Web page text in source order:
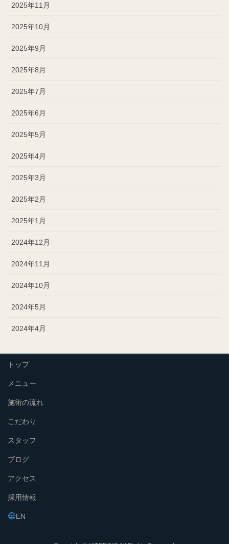
2025年11月
2025年10月
2025年9月
2025年8月
2025年7月
2025年6月
2025年5月
2025年4月
2025年3月
2025年2月
2025年1月
2024年12月
2024年11月
2024年10月
2024年5月
2024年4月
トップ
メニュー
施術の流れ
こだわり
スタッフ
ブログ
アクセス
採用情報
EN